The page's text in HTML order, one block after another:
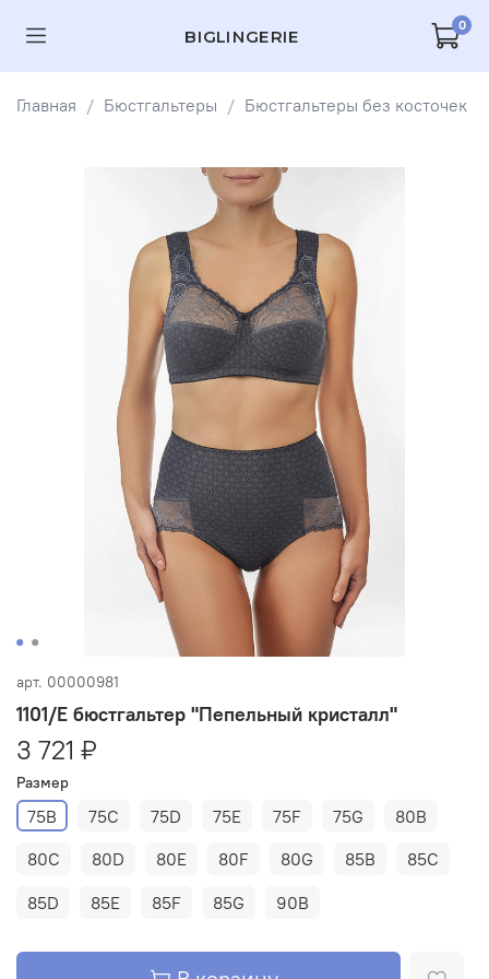
BIGLINGERIE
0
Главная Бюстгальтеры Бюстгальтеры без косточек
арт. 00000981
1101/E бюстгальтер "Пепельный кристалл"
3 721 ₽
Размер
75B 75C 75D 75E 75F 75G
80B
80C
80D 80E 80F 80G 85B
85C
85D
85E 85F 85G 90B